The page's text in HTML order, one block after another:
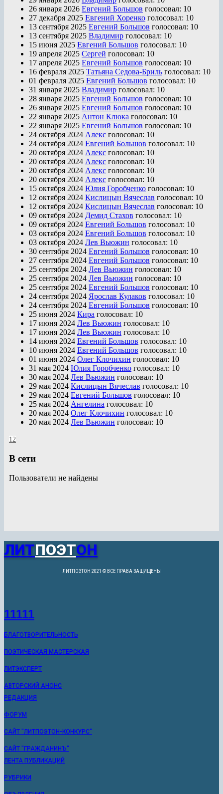
26 января 2026 Евгений Большов голосовал: 10
27 декабря 2025 Евгений Хоренко голосовал: 10
13 сентября 2025 Евгений Большов голосовал: 10
13 сентября 2025 Владимир голосовал: 10
15 июня 2025 Евгений Большов голосовал: 10
19 апреля 2025 Сергей голосовал: 10
17 апреля 2025 Евгений Большов голосовал: 10
16 февраля 2025 Татьяна Седова-Бриль голосовал: 10
01 февраля 2025 Евгений Большов голосовал: 10
31 января 2025 Владимир голосовал: 10
28 января 2025 Евгений Большов голосовал: 10
26 января 2025 Евгений Большов голосовал: 10
22 января 2025 Антон Клюка голосовал: 10
22 января 2025 Евгений Большов голосовал: 10
24 октября 2024 Алекс голосовал: 10
24 октября 2024 Евгений Большов голосовал: 10
20 октября 2024 Алекс голосовал: 10
20 октября 2024 Алекс голосовал: 10
20 октября 2024 Алекс голосовал: 10
20 октября 2024 Алекс голосовал: 10
15 октября 2024 Юлия Горобченко голосовал: 10
12 октября 2024 Кислицын Вячеслав голосовал: 10
12 октября 2024 Кислицын Вячеслав голосовал: 10
09 октября 2024 Демид Стахов голосовал: 10
09 октября 2024 Евгений Большов голосовал: 10
03 октября 2024 Евгений Большов голосовал: 10
03 октября 2024 Лев Вьюжин голосовал: 10
30 сентября 2024 Евгений Большов голосовал: 10
27 сентября 2024 Евгений Большов голосовал: 10
25 сентября 2024 Лев Вьюжин голосовал: 10
25 сентября 2024 Лев Вьюжин голосовал: 10
25 сентября 2024 Евгений Большов голосовал: 10
24 сентября 2024 Ярослав Кулаков голосовал: 10
24 сентября 2024 Евгений Большов голосовал: 10
25 июня 2024 Кира голосовал: 10
17 июня 2024 Лев Вьюжин голосовал: 10
17 июня 2024 Лев Вьюжин голосовал: 10
14 июня 2024 Евгений Большов голосовал: 10
10 июня 2024 Евгений Большов голосовал: 10
01 июня 2024 Олег Клочихин голосовал: 10
31 мая 2024 Юлия Горобченко голосовал: 10
30 мая 2024 Лев Вьюжин голосовал: 10
29 мая 2024 Кислицын Вячеслав голосовал: 10
29 мая 2024 Евгений Большов голосовал: 10
25 мая 2024 Ангелина голосовал: 10
20 мая 2024 Олег Клочихин голосовал: 10
20 мая 2024 Лев Вьюжин голосовал: 10
12
В сети
Пользователи не найдены
ЛИТПОЭТОН
ЛИТПОЭТОН 2021 © ВСЕ ПРАВА ЗАЩИЩЕНЫ
11111
БЛАГОТВОРИТЕЛЬНОСТЬ
ПОЭТИЧЕСКАЯ МАСТЕРСКАЯ
ЛИТЭКСПЕРТ
АВТОРСКИЙ АНОНС
РЕДАКЦИЯ
ФОРУМ
САЙТ "ЛИТПОЭТОН-КОНКУРС"
САЙТ "ГРАЖДАНИНЪ"
ЛЕНТА ПУБЛИКАЦИЙ
РУБРИКИ